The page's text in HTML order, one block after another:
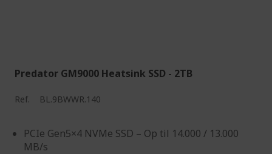
Predator GM9000 Heatsink SSD - 2TB
Ref. BL.9BWWR.140
PCIe Gen5×4 NVMe SSD – Op til 14.000 / 13.000
MB/s